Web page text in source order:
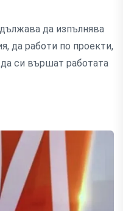
да изпълнява
да работи по проекти,
си вършат работата